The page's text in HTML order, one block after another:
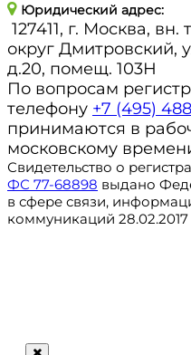
Юридический адрес:
127411, г. Москва,
округ Дмитровский,
д.20, помещ. 103Н
По вопросам
телефону +7 (495)
принимаются в
московскому
Свидетельство о
ФС 77-68898 выдано
в сфере связи,
коммуникаций 28.02.2017